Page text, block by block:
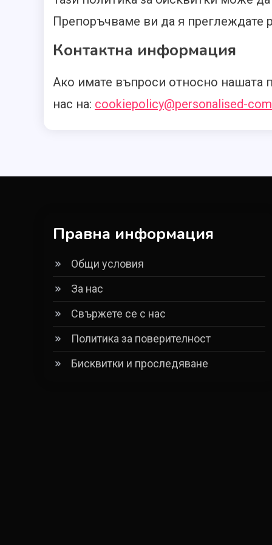
Препоръчваме ви да я преглеждате
Контактна информация
Ако имате въпроси относно нашата
нас на: cookiepolicy@personalised-
Правна информация
Общи условия
За нас
Свържете се с нас
Политика за поверителност
Бисквитки и проследяване